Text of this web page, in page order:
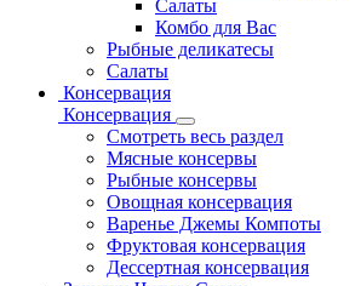
Салаты
Комбо для Вас
Рыбные деликатесы
Салаты
Консервация
Консервация
Смотреть весь раздел
Мясные консервы
Рыбные консервы
Овощная консервация
Варенье Джемы Компоты
Фруктовая консервация
Дессертная консервация